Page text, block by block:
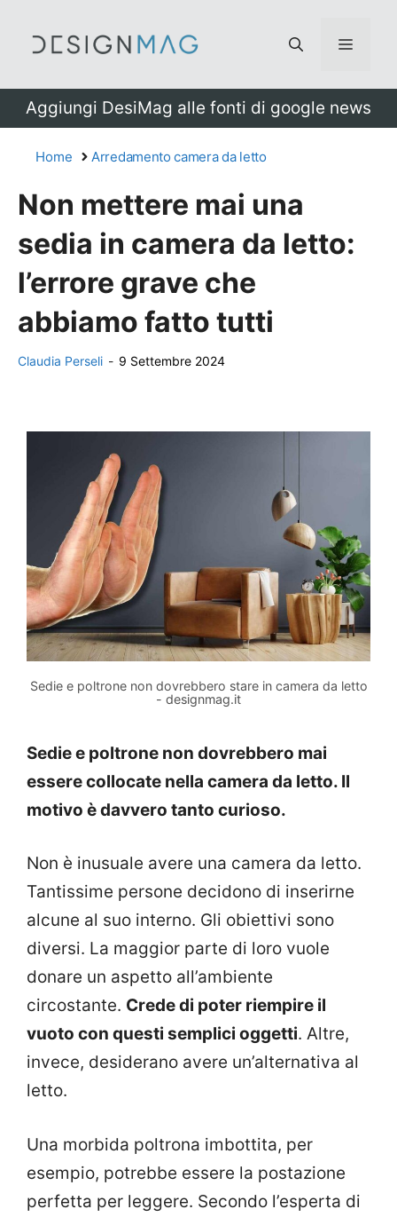
Menu
Aggiungi DesiMag alle fonti di google news
Home Arredamento camera da letto
Non mettere mai una
sedia in camera da letto:
l’errore grave che
abbiamo fatto tutti
Claudia Perseli - 9 Settembre 2024
Sedie e poltrone non dovrebbero stare in camera da letto
- designmag.it
Sedie e poltrone non dovrebbero mai
essere collocate nella camera da letto. Il
motivo è davvero tanto curioso.
Non è inusuale avere una camera da letto.
Tantissime persone decidono di inserirne
alcune al suo interno. Gli obiettivi sono
diversi. La maggior parte di loro vuole
donare un aspetto all’ambiente
circostante. Crede di poter riempire il
vuoto con questi semplici oggetti. Altre,
invece, desiderano avere un’alternativa al
letto.
Una morbida poltrona imbottita, per
esempio, potrebbe essere la postazione
perfetta per leggere. Secondo l’esperta di